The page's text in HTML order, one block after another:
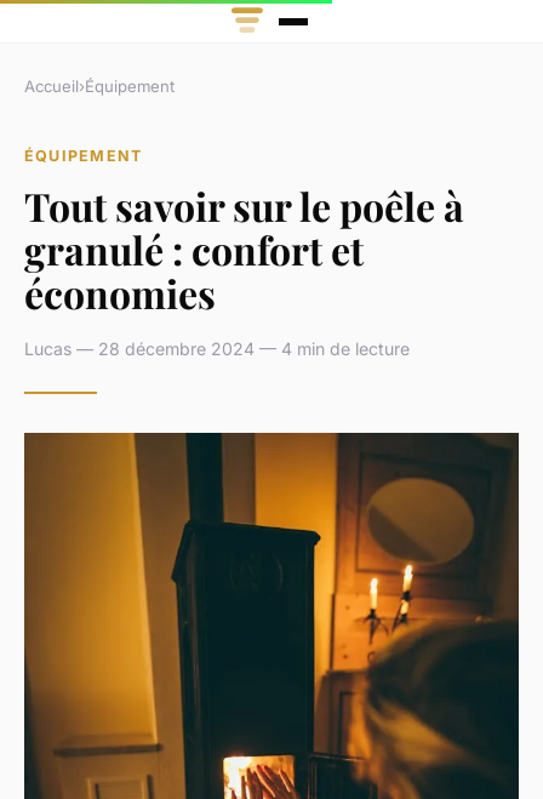
Accueil›Équipement
ÉQUIPEMENT
Tout savoir sur le poêle à
granulé : confort et
économies
Lucas — 28 décembre 2024 — 4 min de lecture